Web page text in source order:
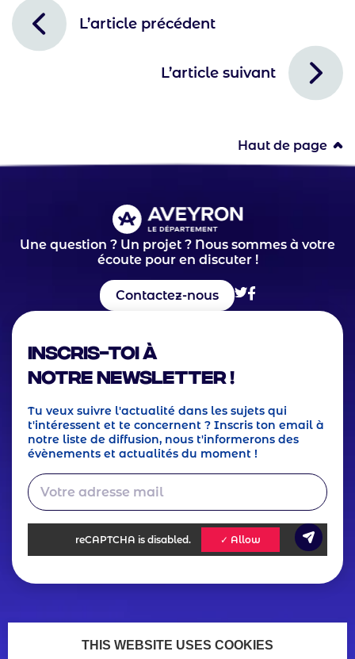
L’article précédent
L’article suivant
Haut de page
Une question ? Un projet ? Nous sommes à votre
écoute pour en discuter !
Contactez-nous
Inscris-toi à
notre Newsletter !
Tu veux suivre l'actualité dans les sujets qui
t'intéressent et te concernent ? Inscris ton email à
notre liste de diffusion, nous t'informerons des
évènements et actualités du moment !
reCAPTCHA is disabled. ✓ Allow
FooterTHIS WEBSITE USES COOKIES